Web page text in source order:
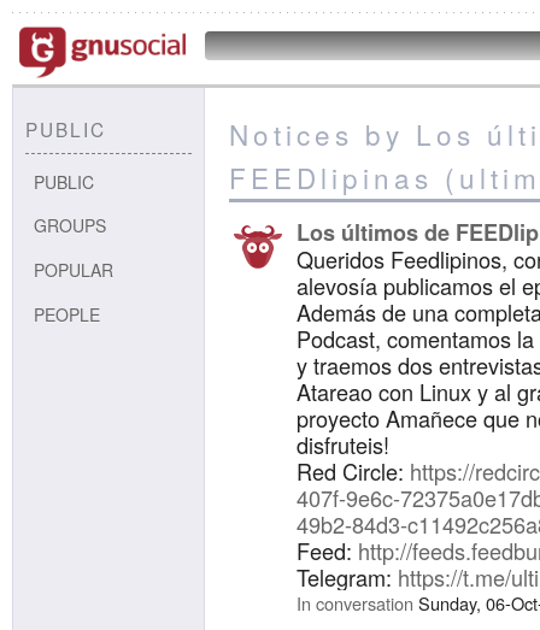
PUBLIC
PUBLIC
GROUPS
POPULAR
PEOPLE
Notices by Los
FEEDlipinas
Los últimos de
Queridos Feedlipinos,
alevosía publicamos el
Además de una
Podcast, comentamos
y traemos dos
Atareao con Linux y al
proyecto Amañece que
disfruteis!
Red Circle: https://
407f-9e6c-
49b2-84d3-
Feed: http://
Telegram: https://t.me/
In conversation Sunday, 06-